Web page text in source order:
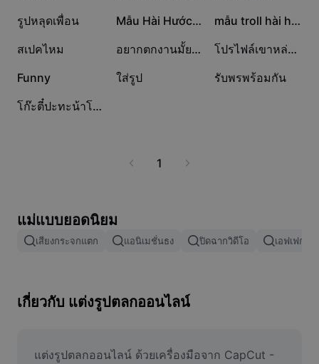
ผสานรูปภาพ
ปรับขนาดรูปภาพ
เครื่องมือสร้างมีม
เกี่ยวกับเงื่อนไขการใช้บริการของ CapCut
Dreamina Seedance 2.0 Launch
82.6K
รูปหลุดเพื่อน 76.8K Mẫu Hài Hước Độc Lạ 66K mẫu troll hài hước
36.4K
สเปคไหม 22.9K อยากตกงานมั้ยยยย 16.3K โปรไฟล์เขาหล่อมาก
14.4K
Funny 4.5K
ใส่รูป 2.1K
รับพรพร้อมกัน
6 โก๊ะตี๋ปะทะน้าโย่ง ตลกสด
1
แม่แบบยอดนิยม
เสียงกระจกแตก แอนิเมชั่นธง ปิดฉากวิดีโอ เอฟเฟกต์
เกี่ยวกับ แต่งรูปตลกออนไลน์
แต่งรูปตลกออนไลน์ ด้วยเครื่องมือจาก CapCut -